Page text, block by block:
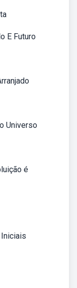
E Futuro
Universo
é